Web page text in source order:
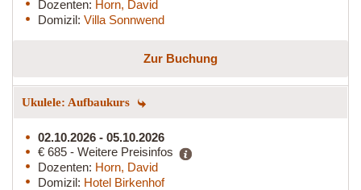
Dozenten: Horn, David
Domizil: Villa Sonnwend
Zur Buchung
Ukulele: Aufbaukurs
02.10.2026 - 05.10.2026
€ 685 - Weitere Preisinfos
Dozenten: Horn, David
Domizil: Hotel Birkenhof